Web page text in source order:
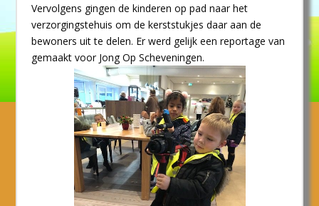
Vervolgens gingen de kinderen op pad naar het
verzorgingstehuis om de kerststukjes daar aan de
bewoners uit te delen. Er werd gelijk een reportage van
gemaakt voor Jong Op Scheveningen.